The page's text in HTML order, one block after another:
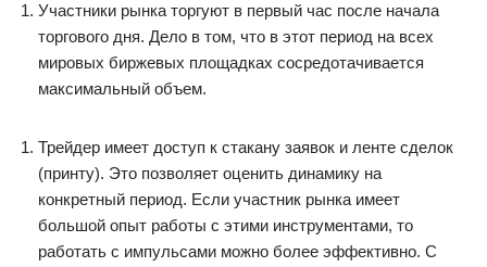
Участники рынка торгуют в первый час после начала
торгового дня. Дело в том, что в этот период на всех
мировых биржевых площадках сосредотачивается
максимальный объем.
Трейдер имеет доступ к стакану заявок и ленте сделок
(принту). Это позволяет оценить динамику на
конкретный период. Если участник рынка имеет
большой опыт работы с этими инструментами, то
работать с импульсами можно более эффективно. С